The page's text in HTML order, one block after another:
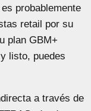
probablemente
retail por su
plan GBM+
listo, puedes
a través de